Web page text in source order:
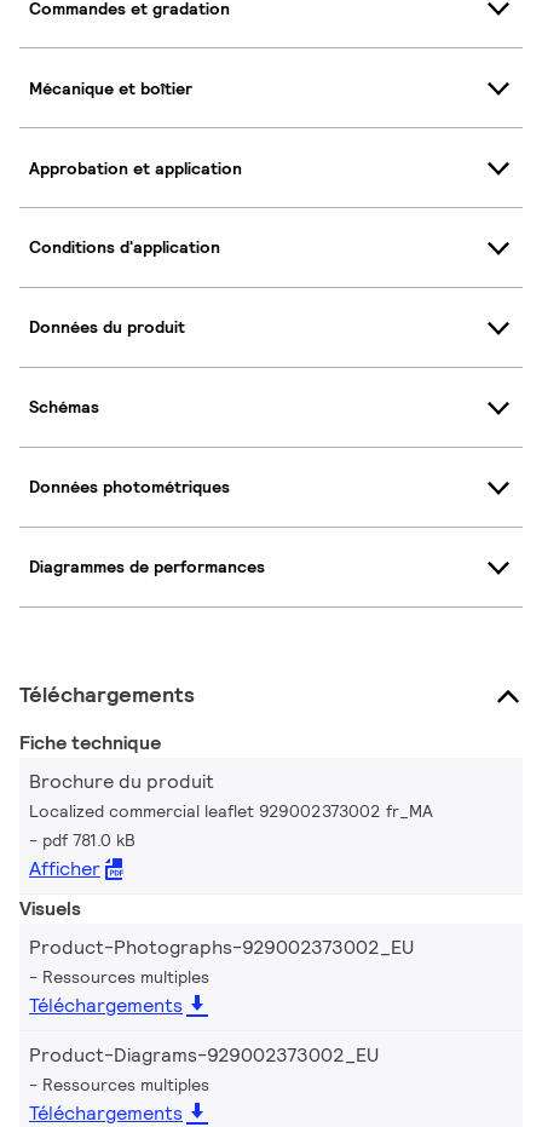
Commandes et gradation
Mécanique et boîtier
Approbation et application
Conditions d'application
Données du produit
Schémas
Données photométriques
Diagrammes de performances
Téléchargements
Fiche technique
Brochure du produit
Localized commercial leaflet 929002373002 fr_MA
pdf 781.0 kB
Afficher
Visuels
Product-Photographs-929002373002_EU
Ressources multiples
Téléchargements
Product-Diagrams-929002373002_EU
Ressources multiples
Téléchargements